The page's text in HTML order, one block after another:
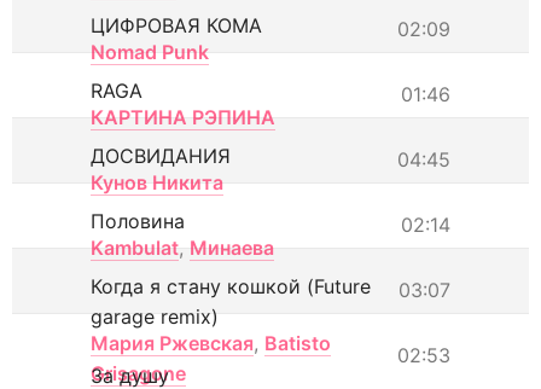
02:09
ЦИФРОВАЯ КОМА
Nomad Punk
01:46
RAGA
КАРТИНА РЭПИНА
04:45
ДОСВИДАНИЯ
Кунов Никита
02:14
Половина
Kambulat, Минаева
03:07
Когда я стану кошкой (Future
garage remix)
Мария Ржевская, Batisto
Grisagone
02:53
За душу